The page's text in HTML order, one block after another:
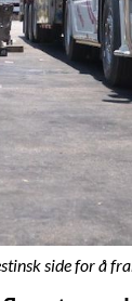
side for å